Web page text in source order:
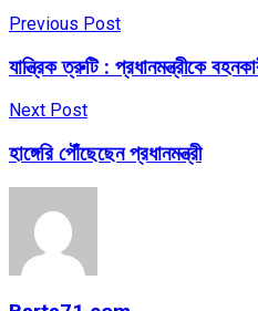
Previous Post
যান্ত্রিক ত্রুটি : প্রধানমন্ত্রীকে
Next Post
হাঙ্গেরি পৌঁছেছেন প্রধানমন্ত্রী